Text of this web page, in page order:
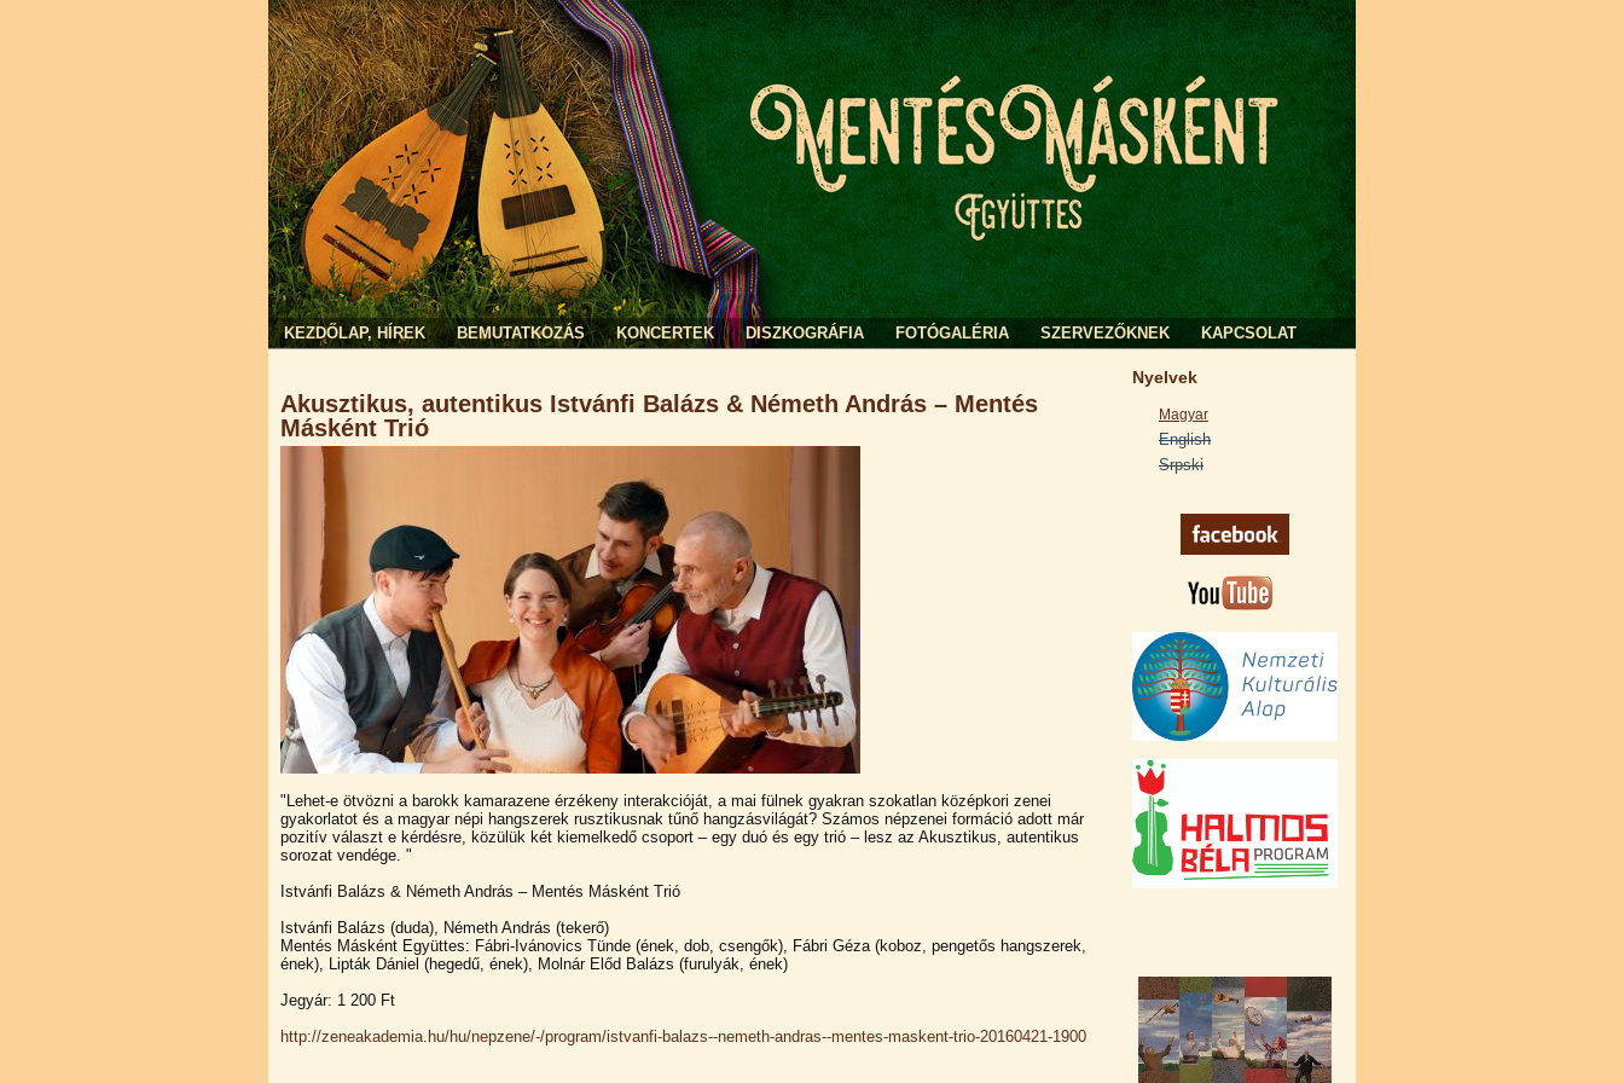
KEZDŐLAP, HÍREK BEMUTATKOZÁS KONCERTEK DISZKOGRÁFIA FOTÓGALÉRIA SZERVEZŐKNEK KAPCSOLAT
Nyelvek
Magyar
English
Srpski
Jelenlegi hely
Akusztikus, autentikus Istvánfi Balázs & Németh András – Mentés
Másként Trió
"Lehet-e ötvözni a barokk kamarazene érzékeny interakcióját, a mai fülnek gyakran szokatlan középkori zenei
gyakorlatot és a magyar népi hangszerek rusztikusnak tűnő hangzásvilágát? Számos népzenei formáció adott már
pozitív választ e kérdésre, közülük két kiemelkedő csoport – egy duó és egy trió – lesz az Akusztikus, autentikus
sorozat vendége. "
Istvánfi Balázs & Németh András – Mentés Másként Trió
Istvánfi Balázs (duda), Németh András (tekerő)
Mentés Másként Együttes: Fábri-Ivánovics Tünde (ének, dob, csengők), Fábri Géza (koboz, pengetős hangszerek,
ének), Lipták Dániel (hegedű, ének), Molnár Előd Balázs (furulyák, ének)
Jegyár: 1 200 Ft
http://zeneakademia.hu/hu/nepzene/-/program/istvanfi-balazs--nemeth-andras--mentes-maskent-trio-20160421-1900